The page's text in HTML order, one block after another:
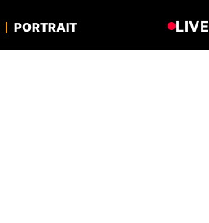
PORTRAIT LIVE